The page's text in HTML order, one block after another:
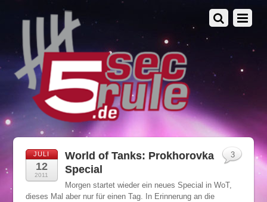
JULI
12
2011
World of Tanks: Prokhorovka
Special
Morgen startet wieder ein neues Special in WoT,
dieses Mal aber nur für einen Tag. In Erinnerung an die
3